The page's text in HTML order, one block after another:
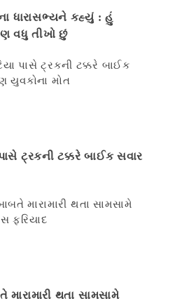
ધારાસભ્યને કહ્યું : હું
વધુ તીખો છું
પાસે ટ્રકની ટક્કરે બાઈક સવાર
મારામારી થતા સામસામે